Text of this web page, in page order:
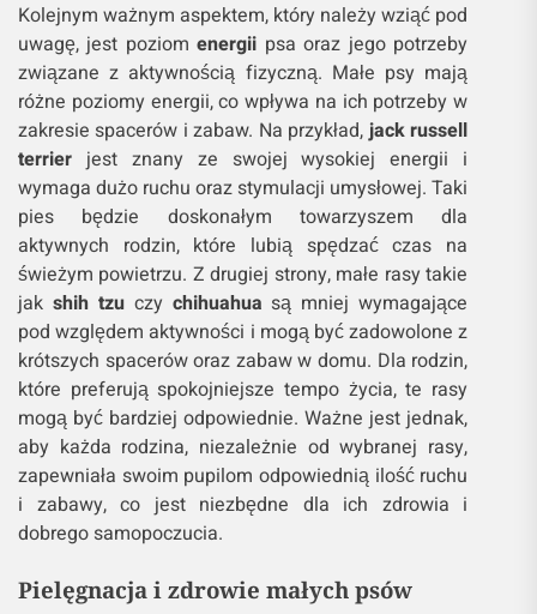
Kolejnym ważnym aspektem, który należy wziąć pod
uwagę, jest poziomenergii psa oraz jego potrzeby
związane z aktywnością fizyczną. Małe psy mają
różne poziomy energii, co wpływa na ich potrzeby w
zakresie spacerów i zabaw. Na przykład,jack russell
terrier jest znany ze swojej wysokiej energii i
wymaga dużo ruchu oraz stymulacji umysłowej. Taki
pies będzie doskonałym towarzyszem dla
aktywnych rodzin, które lubią spędzać czas na
świeżym powietrzu. Z drugiej strony, małe rasy takie
jak shih tzuczy chihuahua są mniej wymagające
pod względem aktywności i mogą być zadowolone z
krótszych spacerów oraz zabaw w domu. Dla rodzin,
które preferują spokojniejsze tempo życia, te rasy
mogą być bardziej odpowiednie. Ważne jest jednak,
aby każda rodzina, niezależnie od wybranej rasy,
zapewniała swoim pupilom odpowiednią ilość ruchu
i zabawy, co jest niezbędne dla ich zdrowia i
dobrego samopoczucia.
Pielęgnacja i zdrowie małych psów